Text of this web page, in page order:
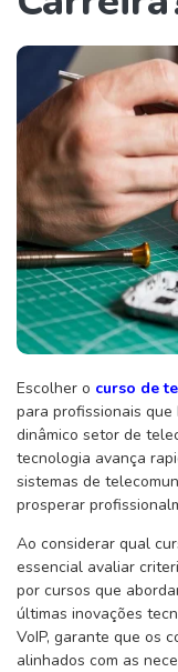
Escolher o curso de
para profissionais
dinâmico setor de
tecnologia avança
sistemas de
prosperar
Ao considerar qual
essencial avaliar
por cursos que
últimas inovações
VoIP, garante que os
alinhados com as